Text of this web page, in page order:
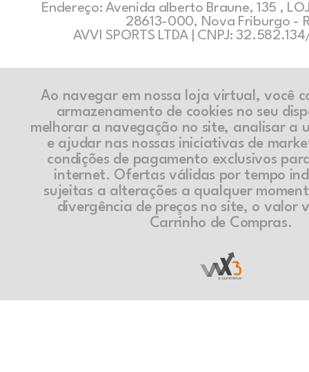
Endereço: Avenida alberto Braune, 135 ,
28613-000, Nova Friburgo -
AVVI SPORTS LTDA | CNPJ:
Ao navegar em nossa loja virtual, você
armazenamento de cookies no seu
melhorar a navegação no site, analisar a
e ajudar nas nossas iniciativas de
condições de pagamento exclusivos
internet. Ofertas válidas por tempo
sujeitas a alterações a qualquer
divergência de preços no site, o valor
Carrinho de Compras.